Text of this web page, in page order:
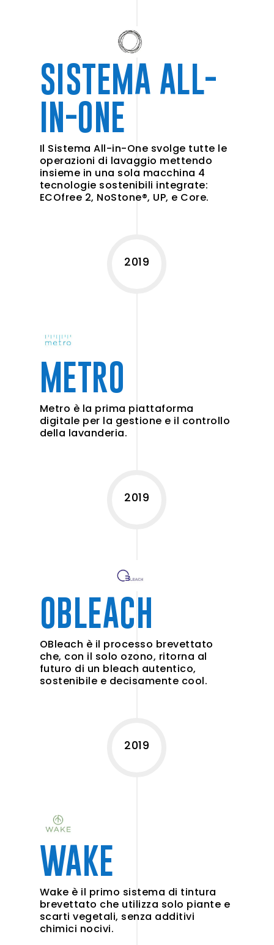
SISTEMA ALL-
IN-ONE
Il Sistema All-in-One svolge tutte le
operazioni di lavaggio mettendo
insieme in una sola macchina 4
tecnologie sostenibili integrate:
ECOfree 2, NoStone®, UP, e Core.
2019
METRO
Metro è la prima piattaforma
digitale per la gestione e il controllo
della lavanderia.
2019
OBLEACH
OBleach è il processo brevettato
che, con il solo ozono, ritorna al
futuro di un bleach autentico,
sostenibile e decisamente cool.
2019
WAKE
Wake è il primo sistema di tintura
brevettato che utilizza solo piante e
scarti vegetali, senza additivi
chimici nocivi.